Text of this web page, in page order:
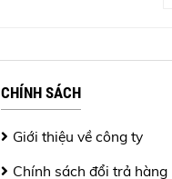
CHÍNH SÁCH
Giới thiệu về công ty
Chính sách đổi trả hàng